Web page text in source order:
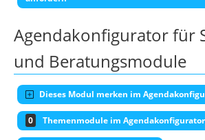
Agendakonfigurator für
und Beratungsmodule
Dieses Modul merken im
0 Themenmodule im Agendakonfigurator